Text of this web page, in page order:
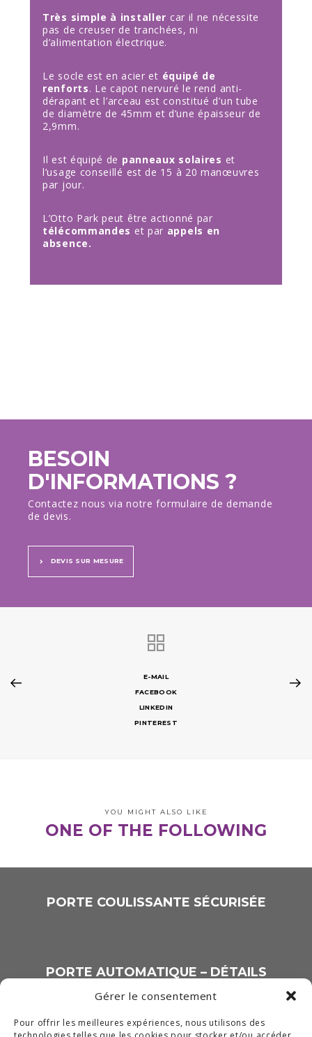
Gérer le consentement
Pour offrir les meilleures expériences, nous utilisons des
Très simple à installer car il ne nécessite
pas de creuser de tranchées, ni
d’alimentation électrique.
Le socle est en acier et équipé de
renforts. Le capot nervuré le rend anti-
dérapant et l’arceau est constitué d’un tube
de diamètre de 45mm et d’une épaisseur de
2,9mm.
Il est équipé de panneaux solaires et
l’usage conseillé est de 15 à 20 manœuvres
par jour.
L’Otto Park peut être actionné par
télécommandes et par appels en
absence.
BESOIN
D'INFORMATIONS ?
Contactez nous via notre formulaire de demande
de devis.
DEVIS SUR MESURE
E-MAIL
FACEBOOK
LINKEDIN
PINTEREST
YOU MIGHT ALSO LIKE
ONE OF THE FOLLOWING
PORTE COULISSANTE SÉCURISÉE
PORTE AUTOMATIQUE – DÉTAILS